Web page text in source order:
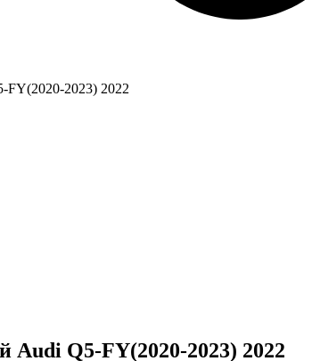
FY(2020-2023) 2022
Audi Q5-FY(2020-2023) 2022